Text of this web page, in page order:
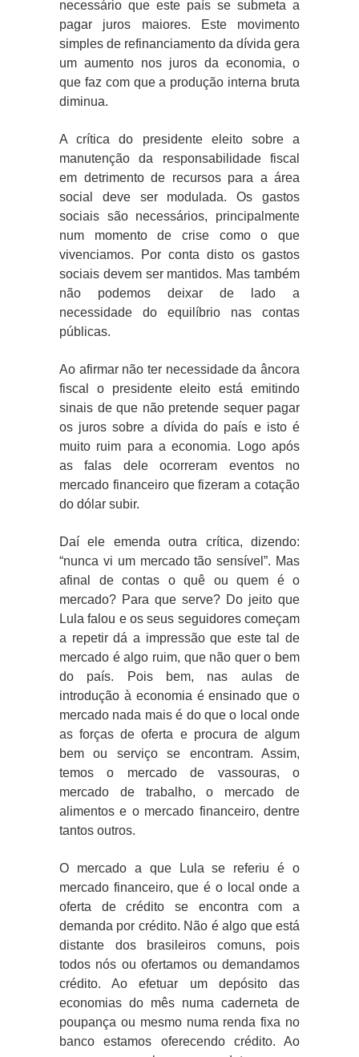
necessário que este país se submeta a
pagar juros maiores. Este movimento
simples de refinanciamento da dívida gera
um aumento nos juros da economia, o
que faz com que a produção interna bruta
diminua.
A crítica do presidente eleito sobre a
manutenção da responsabilidade fiscal
em detrimento de recursos para a área
social deve ser modulada. Os gastos
sociais são necessários, principalmente
num momento de crise como o que
vivenciamos. Por conta disto os gastos
sociais devem ser mantidos. Mas também
não podemos deixar de lado a
necessidade do equilíbrio nas contas
públicas.
Ao afirmar não ter necessidade da âncora
fiscal o presidente eleito está emitindo
sinais de que não pretende sequer pagar
os juros sobre a dívida do país e isto é
muito ruim para a economia. Logo após
as falas dele ocorreram eventos no
mercado financeiro que fizeram a cotação
do dólar subir.
Daí ele emenda outra crítica, dizendo:
“nunca vi um mercado tão sensível”. Mas
afinal de contas o quê ou quem é o
mercado? Para que serve? Do jeito que
Lula falou e os seus seguidores começam
a repetir dá a impressão que este tal de
mercado é algo ruim, que não quer o bem
do país. Pois bem, nas aulas de
introdução à economia é ensinado que o
mercado nada mais é do que o local onde
as forças de oferta e procura de algum
bem ou serviço se encontram. Assim,
temos o mercado de vassouras, o
mercado de trabalho, o mercado de
alimentos e o mercado financeiro, dentre
tantos outros.
O mercado a que Lula se referiu é o
mercado financeiro, que é o local onde a
oferta de crédito se encontra com a
demanda por crédito. Não é algo que está
distante dos brasileiros comuns, pois
todos nós ou ofertamos ou demandamos
crédito. Ao efetuar um depósito das
economias do mês numa caderneta de
poupança ou mesmo numa renda fixa no
banco estamos oferecendo crédito. Ao